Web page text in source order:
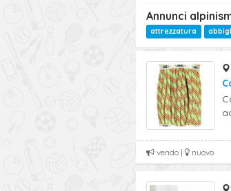
Annunci
attrezzatura
vendo | nuovo